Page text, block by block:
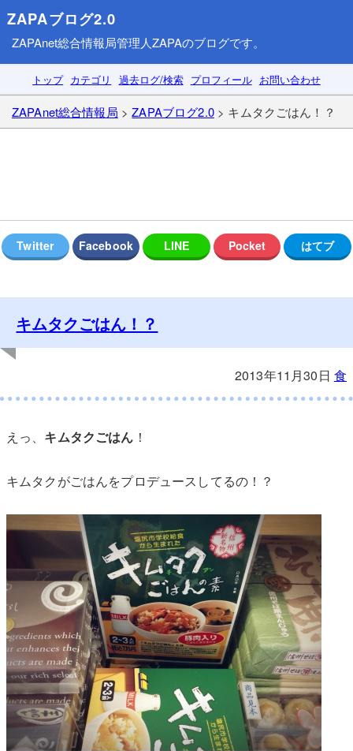
ZAPAブログ2.0
ZAPAnet総合情報局管理人ZAPAのブログです。
トップ カテゴリ 過去ログ/検索 プロフィール お問い合わせ
ZAPAnet総合情報局 >ZAPAブログ2.0> キムタクごはん！？
キムタクごはん！？
2013年11月30日 食
えっ、 キムタクごはん ！
キムタクがごはんをプロデュースしてるの！？